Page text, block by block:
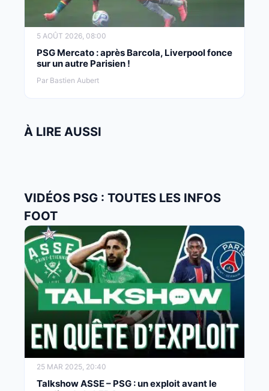
5 AOÛT 2026, 08:00
PSG Mercato : après Barcola, Liverpool fonce
sur un autre Parisien !
Par Bastien Aubert
À LIRE AUSSI
VIDÉOS PSG : TOUTES LES INFOS
FOOT
25 MAR 2025, 20:40
Talkshow ASSE – PSG : un exploit avant le